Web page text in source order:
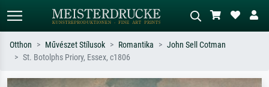
Otthon Művészet Stílusok Romantika
John Sell Cotman
St. Botolphs Priory, Essex, c1806